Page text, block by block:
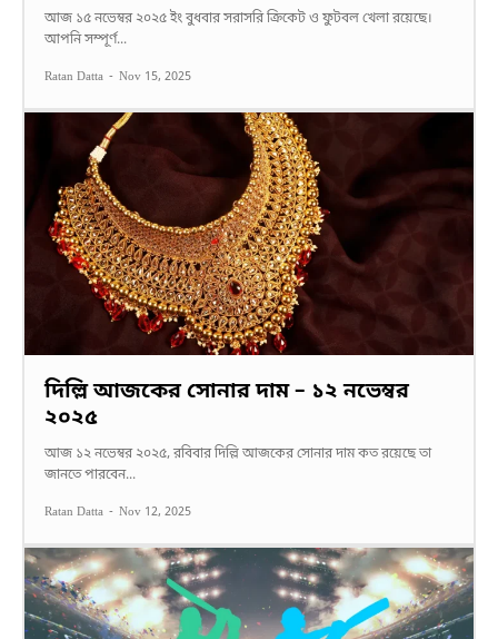
আজ ১৫ নভেম্বর ২০২৫ ইং বুধবার সরাসরি ক্রিকেট ও ফুটবল খেলা রয়েছে।
আপনি সম্পূর্ণ...
Ratan Datta - Nov 15, 2025
দিল্লি আজকের সোনার দাম – ১২ নভেম্বর
২০২৫
আজ ১২ নভেম্বর ২০২৫, রবিবার দিল্লি আজকের সোনার দাম কত রয়েছে তা
জানতে পারবেন...
Ratan Datta - Nov 12, 2025